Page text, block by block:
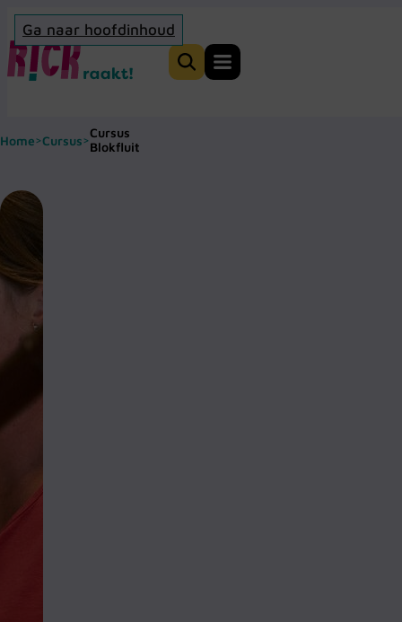
Ga naar hoofdinhoud
Home
Zoeken
Home>Cursus>Cursus
Blokfluit